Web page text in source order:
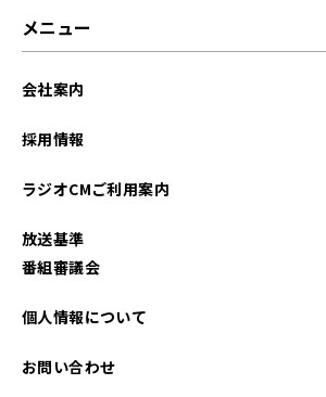
2022年11月
メニュー
会社案内
採用情報
ラジオCMご利用案内
放送基準
番組審議会
個人情報について
お問い合わせ